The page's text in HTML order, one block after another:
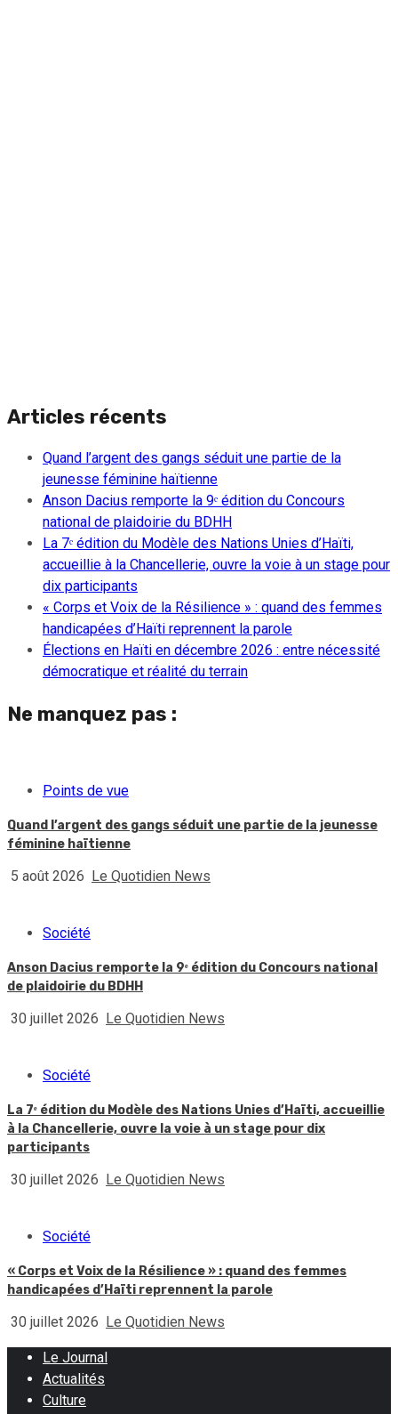
Articles récents
Quand l’argent des gangs séduit une partie de la
jeunesse féminine haïtienne
Anson Dacius remporte la 9ᵉ édition du Concours
national de plaidoirie du BDHH
La 7ᵉ édition du Modèle des Nations Unies d’Haïti,
accueillie à la Chancellerie, ouvre la voie à un stage pour
dix participants
« Corps et Voix de la Résilience » : quand des femmes
handicapées d’Haïti reprennent la parole
Élections en Haïti en décembre 2026 : entre nécessité
démocratique et réalité du terrain
Ne manquez pas :
Points de vue
Quand l’argent des gangs séduit une partie de la jeunesse
féminine haïtienne
5 août 2026 Le Quotidien News
Société
Anson Dacius remporte la 9ᵉ édition du Concours national
de plaidoirie du BDHH
30 juillet 2026 Le Quotidien News
Société
La 7ᵉ édition du Modèle des Nations Unies d’Haïti, accueillie
à la Chancellerie, ouvre la voie à un stage pour dix
participants
30 juillet 2026 Le Quotidien News
Société
« Corps et Voix de la Résilience » : quand des femmes
handicapées d’Haïti reprennent la parole
30 juillet 2026 Le Quotidien News
Le Journal
Actualités
Culture